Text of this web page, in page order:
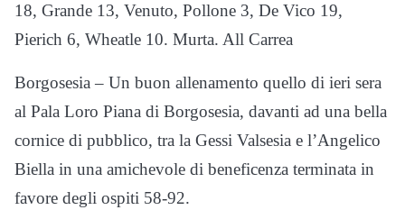
18, Grande 13, Venuto, Pollone 3, De Vico 19,
Pierich 6, Wheatle 10. Murta. All Carrea
Borgosesia – Un buon allenamento quello di ieri sera
al Pala Loro Piana di Borgosesia, davanti ad una bella
cornice di pubblico, tra la Gessi Valsesia e l’Angelico
Biella in una amichevole di beneficenza terminata in
favore degli ospiti 58-92.